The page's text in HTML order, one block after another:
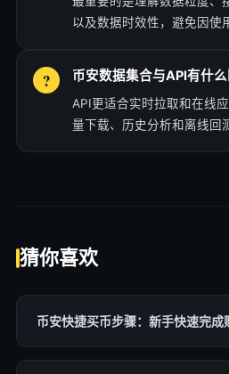
以及数据时效性，避免因使
币安数据集合与API有什么
API更适合实时拉取和在线
量下载、历史分析和离线回
猜你喜欢
币安快捷买币步骤：新手快速完成